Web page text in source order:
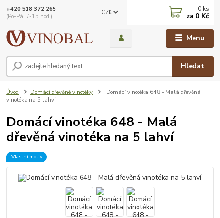
Menu
CZK
Hledat
+420 518 372 265
(Po-Pá, 7-15 hod.)
0 ks
za 0 Kč
Úvod Domácí dřevěné vinotéky
Domácí vinotéka 648 - Malá dřevěná
vinotéka na 5 lahví
Domácí vinotéka 648 - Malá
dřevěná vinotéka na 5 lahví
Vlastní motiv